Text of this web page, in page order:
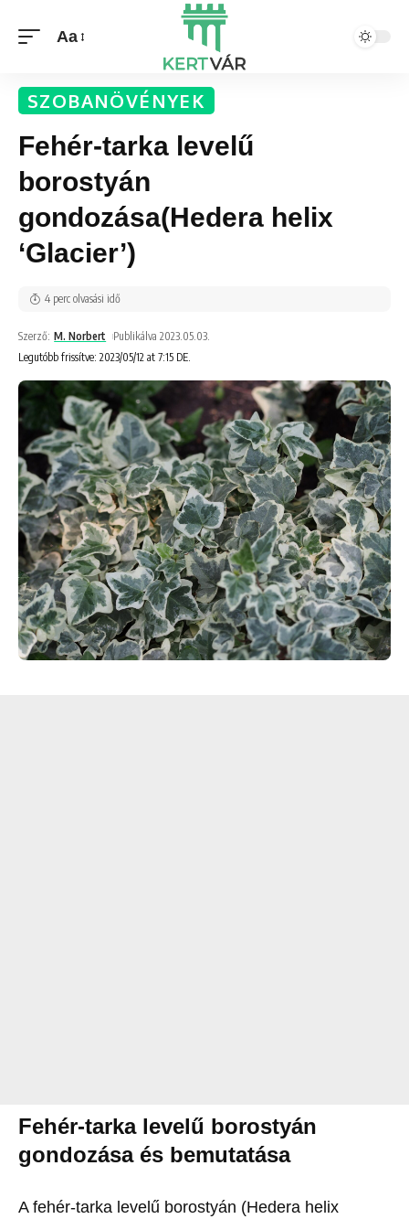
Aa
SZOBANÖVÉNYEK
Fehér-tarka levelű
borostyán
gondozása(Hedera helix
‘Glacier’)
Legutóbb frissítve: 2023/05/12 at 7:15 DE.
Szerző: M. Norbert Publikálva 2023.05.03.
4 perc olvasási idő
Fehér-tarka levelű borostyán
gondozása és bemutatása
A fehér-tarka levelű borostyán (Hedera helix